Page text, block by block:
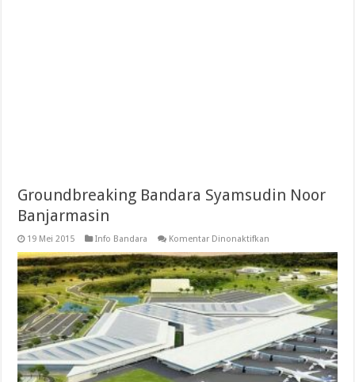
Groundbreaking Bandara Syamsudin Noor
Banjarmasin
19 Mei 2015 Info Bandara Komentar Dinonaktifkan
Bandara
Syamsudin
Noor
Banjarmasin